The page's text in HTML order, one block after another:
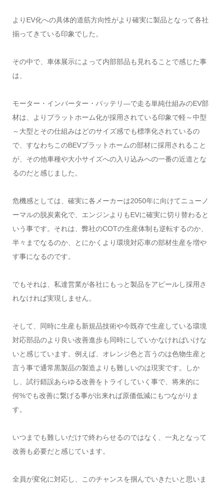
よりEV化への具体的道筋方向性がより確実に製品となって各社
揃ってきている印象でした。
その中で、車体展示によって内部部品も見れることで感じた事
は、
モーター・インバーター・バッテリ―で走る単純仕組みのEV部
材は、よりプラットホーム化が採用されている印象で軽～中型
～大型とその仕組みはどのサイズ感でも標準化されているの
で、すなわちこのBEVプラットホームの部材に採用されること
が、その他車種や大小サイズへの入り込みへの一番の近道とな
るのだと感じました。
危機感としては、確実に各メーカーは2050年に向けてニューノ
ーマルの脱炭素化で、エンジンよりもEVに確実に切り替わると
いう事です。それは、弊社のCOTの生産体制も逆転するのか、
半々までなるのか、とにかくより環境対応車の部材生産を増や
す事になるのです。
でもそれは、私達営業が各社にもっと製品をアピールし採用さ
れなければ実現しません。
そして、同時に生産も新規品技術や今既存で生産している環境
対応部品のより良い改善進歩も同時にしていかなければいけな
いと感じています。例えば、オレンジ色と言うのは色物生産と
言う事で通常黒製品の製造よりも難しいのは現実です。しか
し、試行錯誤あらゆる改善をトライしていく事で、将来的に
何%でも改善に繋げる事が出来れば原価低減にもつながりま
す。
いつまでも難しいだけで終わらせるのではなく、一丸となって
改善も必要だと感じています。
全員が変化に対応し、このチャンスを掴んでいきたいと思いま